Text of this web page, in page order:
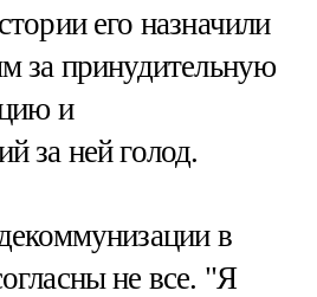
его назначили
за принудительную
и
за ней голод.
в
не все. "Я